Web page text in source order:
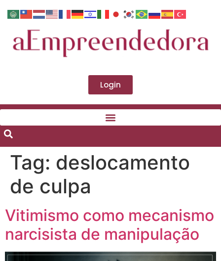
Login
Tag: deslocamento
de culpa
Vitimismo como mecanismo
narcisista de manipulação